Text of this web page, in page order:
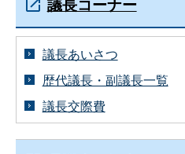
議長あいさつ
歴代議長・副議長一覧
議長交際費